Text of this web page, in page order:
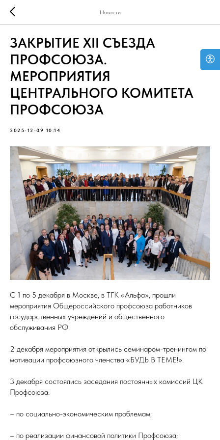
Новости
ЗАКРЫТИЕ XII СЪЕЗДА
ПРОФСОЮЗА.
МЕРОПРИЯТИЯ
ЦЕНТРАЛЬНОГО КОМИТЕТА
ПРОФСОЮЗА
2025-12-09 10:14
С 1 по 5 декабря в Москве, в ТГК «Альфа», прошли
мероприятия Общероссийского профсоюза работников
государственных учреждений и общественного
обслуживания РФ.
2 декабря мероприятия открылись семинаром-тренингом по
мотивации профсоюзного членства «БУДЬ В ТЕМЕ!».
3 декабря состоялись заседания постоянных комиссий ЦК
Профсоюза:
– по социально-экономическим проблемам;
– по реализации финансовой политики Профсоюза;